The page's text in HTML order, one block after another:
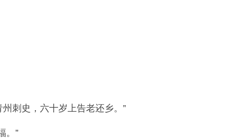
刺史，六十岁上告老还乡。”
。”